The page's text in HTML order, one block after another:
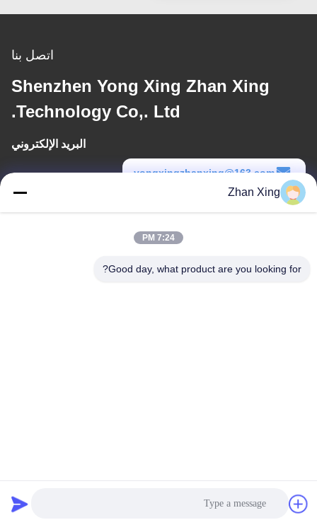
اتصل بنا
Shenzhen Yong Xing Zhan Xing
Technology Co,. Ltd.
البريد الإلكتروني
yongxingzhanxing@163.com
سياسة الخصوصية
Zhan Xing
7:24 PM
Good day, what product are you looking for?